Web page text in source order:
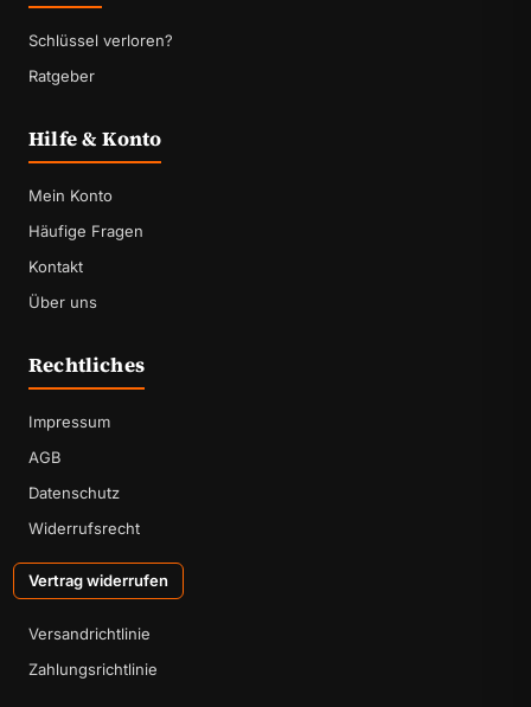
Schlüssel verloren?
Ratgeber
Hilfe & Konto
Mein Konto
Häufige Fragen
Kontakt
Über uns
Rechtliches
Impressum
AGB
Datenschutz
Widerrufsrecht
Vertrag widerrufen
Versandrichtlinie
Zahlungsrichtlinie